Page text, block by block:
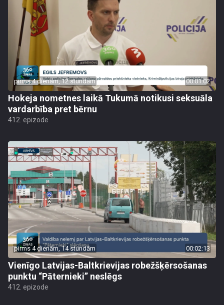
pirms 4 dienām, 12 stundām 00:01:02
Hokeja nometnes laikā Tukumā notikusi seksuāla
vardarbība pret bērnu
412. epizode
pirms 4 dienām, 14 stundām 00:02:13
Vienīgo Latvijas-Baltkrievijas robežšķērsošanas
punktu “Pāternieki” neslēgs
412. epizode